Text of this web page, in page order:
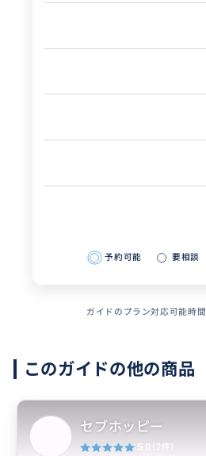
予約可能 要相談
ガイドのプラン対応可能時間
このガイドの他の商品
セブホッピー
5.0 (2件)